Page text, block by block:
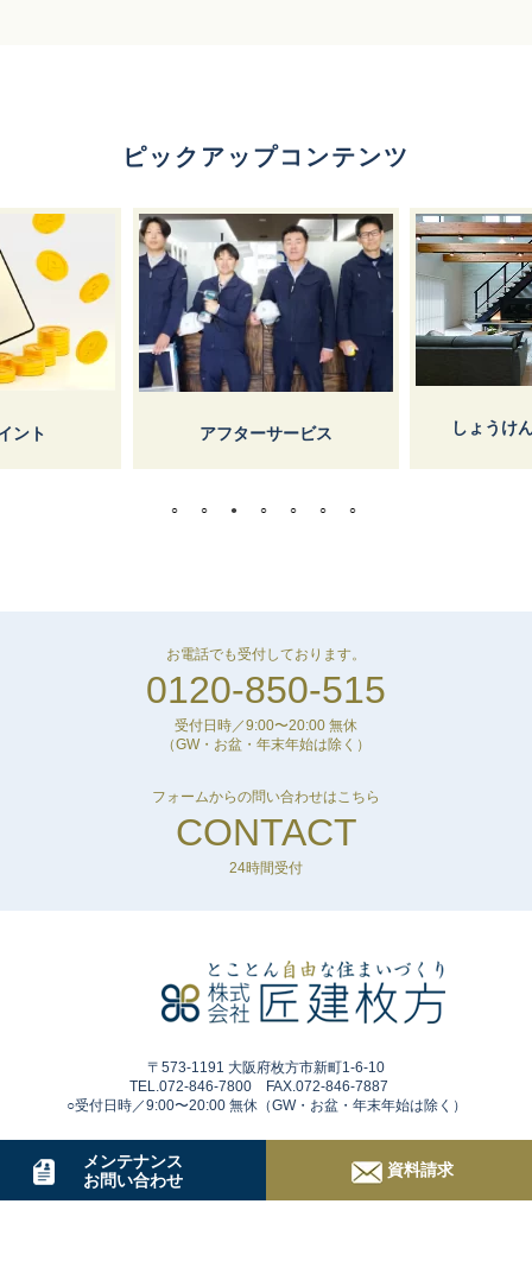
ピックアップコンテンツ
ント アフターサービス しょうけ
お電話でも受付しております。
0120-850-515
受付日時／9:00〜20:00 無休
（GW・お盆・年末年始は除く）
フォームからの問い合わせはこちら
CONTACT
24時間受付
〒573-1191 大阪府枚方市新町1-6-10
TEL.072-846-7800 FAX.072-846-7887
○受付日時／9:00〜20:00 無休（GW・お盆・年末年始は除く）
メンテナンス
お問い合わせ
資料請求